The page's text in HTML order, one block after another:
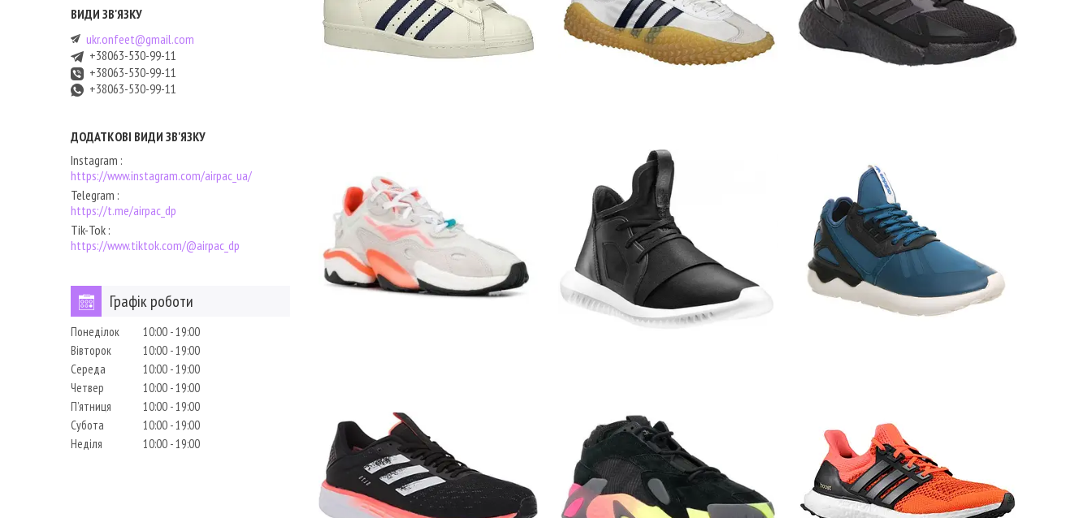
ukr.onfeet@gmail.com
+38063-530-99-11
+38063-530-99-11
+38063-530-99-11
Instagram
https://www.instagram.com/airpac_ua/
Telegram
https://t.me/airpac_dp
Tik-Tok
https://www.tiktok.com/@airpac_dp
Графік роботи
Понеділок 10:00 19:00
Вівторок
10:00 19:00
Середа
10:00 19:00
Четвер
10:00 19:00
Пʼятниця
10:00 19:00
Субота
10:00 19:00
Неділя
10:00 19:00